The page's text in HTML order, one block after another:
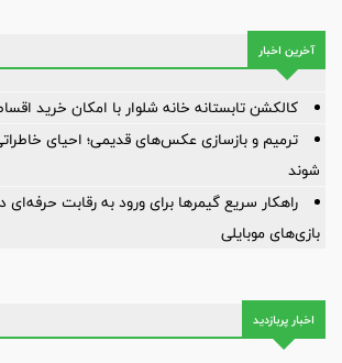
آخرین اخبار
کالکشن تابستانه خانه شلوار با امکان خرید
ترمیم و بازسازی عکس‌های قدیمی؛ احیای
شوند
راهکار سریع گیمرها برای ورود به رقابت
بازی‌های موبایلی
اخبار پربازدید